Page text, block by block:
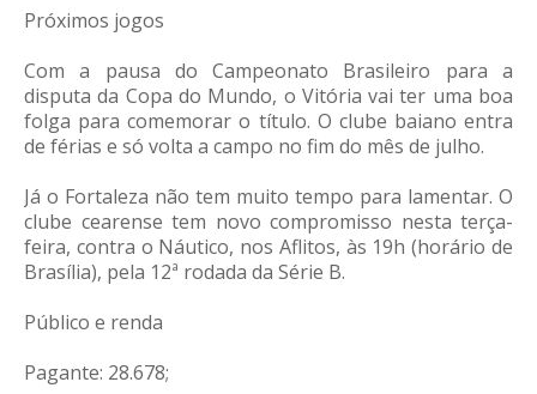
Próximos jogos
Com a pausa do Campeonato Brasileiro para a
disputa da Copa do Mundo, o Vitória vai ter uma boa
folga para comemorar o título. O clube baiano entra
de férias e só volta a campo no fim do mês de julho.
Já o Fortaleza não tem muito tempo para lamentar. O
clube cearense tem novo compromisso nesta terça-
feira, contra o Náutico, nos Aflitos, às 19h (horário de
Brasília), pela 12ª rodada da Série B.
Público e renda
Pagante: 28.678;